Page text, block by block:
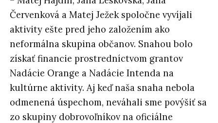
Červenková a Matej Ježek spoločne vyvíjali
aktivity ešte pred jeho založením ako
neformálna skupina občanov. Snahou bolo
získať financie prostredníctvom grantov
Nadácie Orange a Nadácie Intenda na
kultúrne aktivity. Aj keď naša snaha nebola
odmenená úspechom, neváhali sme povýšiť sa
zo skupiny dobrovoľníkov na oficiálne